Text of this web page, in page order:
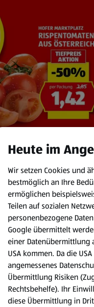
7.8. und Sa. 8.8.
Heute im
Wir setzen Cookies und
bestmöglich an Ihre
ermöglichen
Teilen auf sozialen
personenbezogene
Google übermittelt
einer Datenübermittlung
USA kommen. Da die
angemessenes
Übermittlung Risiken
Rechtsbehelfe). Ihr
diese Übermittlung in